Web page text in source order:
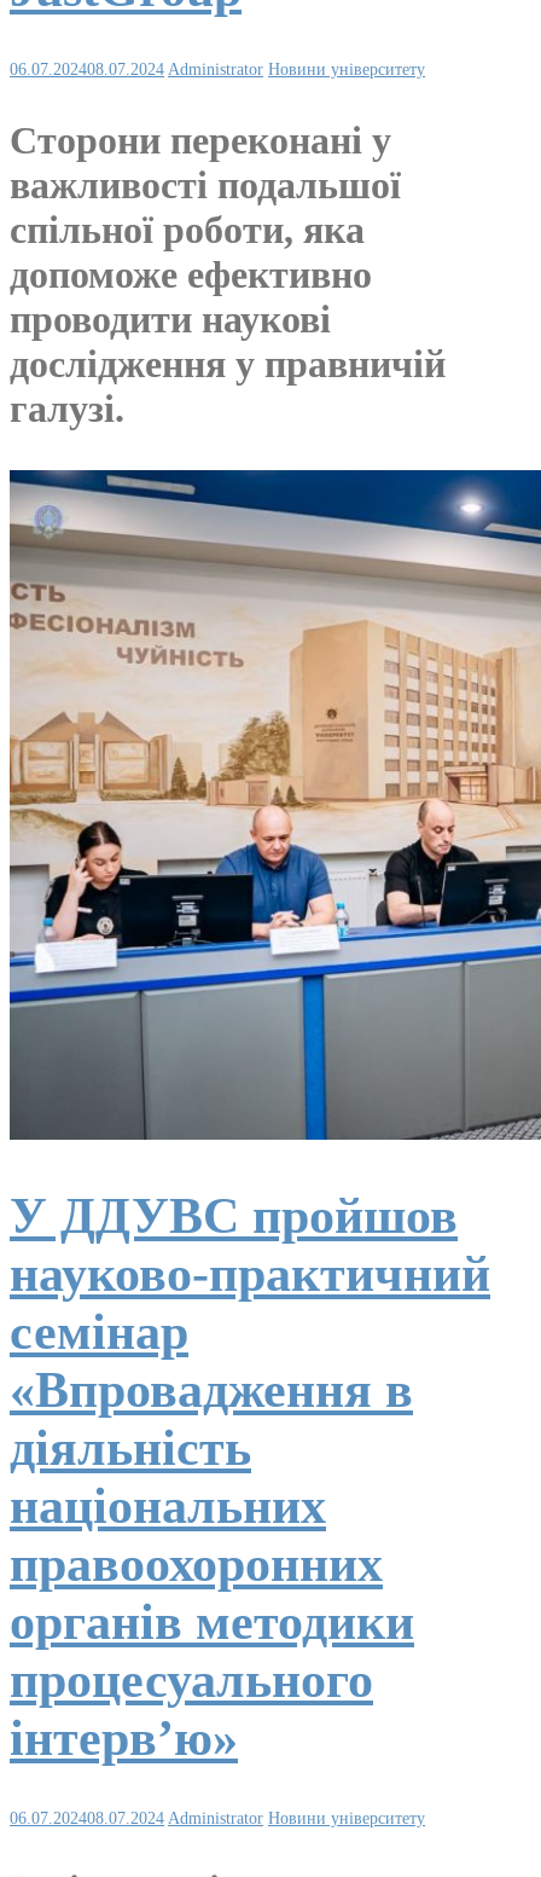
06.07.202408.07.2024 Administrator Новини університету
Сторони переконані у
важливості подальшої
спільної роботи, яка
допоможе ефективно
проводити наукові
дослідження у правничій
галузі.
У ДДУВС пройшов
науково-практичний
семінар
«Впровадження в
діяльність
національних
правоохоронних
органів методики
процесуального
інтерв’ю»
06.07.202408.07.2024 Administrator Новини університету